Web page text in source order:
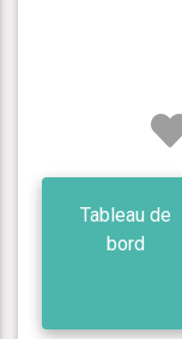
Tableau de
bord